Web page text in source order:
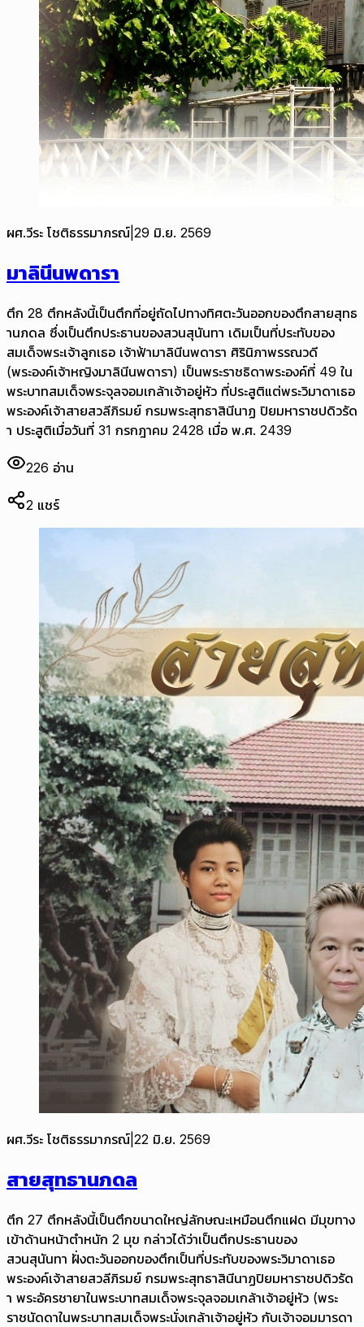
ผศ.วีระ โชติธรรมาภรณ์ 29 มิ.ย. 2569
มาลินีนพดารา
ตึก 28 ตึกหลังนี้เป็นตึกที่อยู่ถัดไปทางทิศตะวันออกของตึกสายสุทธ
านภดล ซึ่งเป็นตึกประธานของสวนสุนันทา เดิมเป็นที่ประทับของ
สมเด็จพระเจ้าลูกเธอ เจ้าฟ้ามาลินีนพดารา ศิรินิภาพรรณวดี
(พระองค์เจ้าหญิงมาลินีนพดารา) เป็นพระราชธิดาพระองค์ที่ 49 ใน
พระบาทสมเด็จพระจุลจอมเกล้าเจ้าอยู่หัว ที่ประสูติแต่พระวิมาดาเธอ
พระองค์เจ้าสายสวลีภิรมย์ กรมพระสุทธาสินีนาฏ ปิยมหาราชปดิวรัด
า ประสูติเมื่อวันที่ 31 กรกฎาคม 2428 เมื่อ พ.ศ. 2439
226 อ่าน
2 แชร์
ผศ.วีระ โชติธรรมาภรณ์ 22 มิ.ย. 2569
สายสุทธานภดล
ตึก 27 ตึกหลังนี้เป็นตึกขนาดใหญ่ลักษณะเหมือนตึกแฝด มีมุขทาง
เข้าด้านหน้าตำหนัก 2 มุข กล่าวได้ว่าเป็นตึกประธานของ
สวนสุนันทา ฝั่งตะวันออกของตึกเป็นที่ประทับของพระวิมาดาเธอ
พระองค์เจ้าสายสวลีภิรมย์ กรมพระสุทธาสินีนาฏปิยมหาราชปดิวรัด
า พระอัครชายาในพระบาทสมเด็จพระจุลจอมเกล้าเจ้าอยู่หัว (พระ
ราชนัดดาในพระบาทสมเด็จพระนั่งเกล้าเจ้าอยู่หัว กับเจ้าจอมมารดา